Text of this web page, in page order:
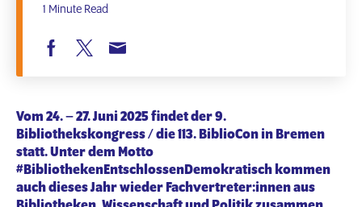
1 Minute Read
Vom 24. – 27. Juni 2025 findet der 9.
Bibliothekskongress / die 113. BiblioCon in Bremen
statt. Unter dem Motto
#BibliothekenEntschlossenDemokratischkommen
auch dieses Jahr wieder Fachvertreter:innen aus